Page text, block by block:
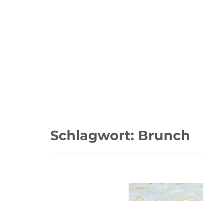
Schlagwort: Brunch